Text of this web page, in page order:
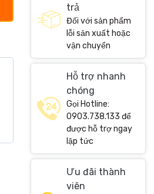
trả
Đối với sản phẩm
lỗi sản xuất hoặc
vận chuyển
Hỗ trợ nhanh
chóng
Gọi Hotline:
0903.738.133 để
được hỗ trợ ngay
lập tức
Ưu đãi thành
viên